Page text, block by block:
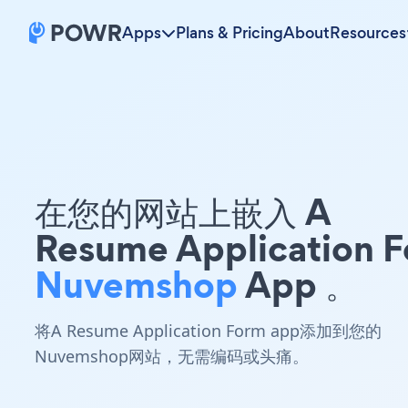
Apps Plans & PricingAboutResources
在您的网站上嵌入 A
Resume Application
NuvemshopApp 。
将A Resume Application Form app添加到您的
Nuvemshop网站，无需编码或头痛。